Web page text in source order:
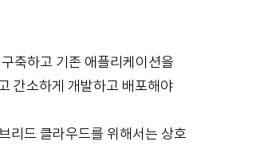
축하고 기존 애플리케이션을
간소하게 개발하고 배포해야
리드 클라우드를 위해서는 상호